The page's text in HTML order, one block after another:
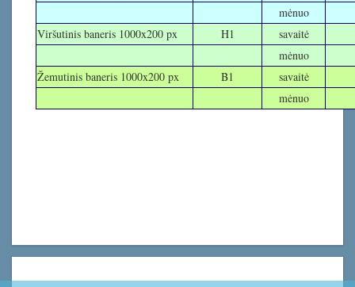
mėnuo
Viršutinis baneris 1000x200 px
H1
savaitė
mėnuo
Žemutinis baneris 1000x200 px
B1
savaitė
mėnuo